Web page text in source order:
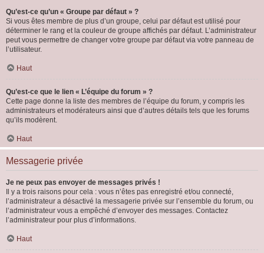
Qu’est-ce qu’un « Groupe par défaut » ?
Si vous êtes membre de plus d’un groupe, celui par défaut est utilisé pour
déterminer le rang et la couleur de groupe affichés par défaut. L’administrateur
peut vous permettre de changer votre groupe par défaut via votre panneau de
l’utilisateur.
Haut
Qu’est-ce que le lien « L’équipe du forum » ?
Cette page donne la liste des membres de l’équipe du forum, y compris les
administrateurs et modérateurs ainsi que d’autres détails tels que les forums
qu’ils modèrent.
Haut
Messagerie privée
Je ne peux pas envoyer de messages privés !
Il y a trois raisons pour cela : vous n’êtes pas enregistré et/ou connecté,
l’administrateur a désactivé la messagerie privée sur l’ensemble du forum, ou
l’administrateur vous a empêché d’envoyer des messages. Contactez
l’administrateur pour plus d’informations.
Haut